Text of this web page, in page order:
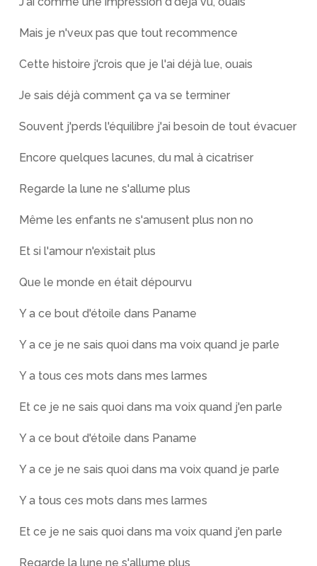
Mais je n'veux pas que tout recommence
Cette histoire j'crois que je l'ai déjà lue, ouais
Je sais déjà comment ça va se terminer
Souvent j'perds l'équilibre j'ai besoin de tout évacuer
Encore quelques lacunes, du mal à cicatriser
Regarde la lune ne s'allume plus
Même les enfants ne s'amusent plus non no
Et si l'amour n'existait plus
Que le monde en était dépourvu
Y a ce bout d'étoile dans Paname
Y a ce je ne sais quoi dans ma voix quand je parle
Y a tous ces mots dans mes larmes
Et ce je ne sais quoi dans ma voix quand j'en parle
Y a ce bout d'étoile dans Paname
Y a ce je ne sais quoi dans ma voix quand je parle
Y a tous ces mots dans mes larmes
Et ce je ne sais quoi dans ma voix quand j'en parle
Regarde la lune ne s'allume plus